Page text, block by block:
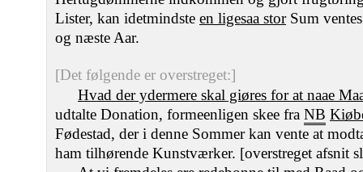
Lister, kan idetmindste en ligesaa storSum
og næste Aar.
[Det følgende er overstreget:]
Hvad der ydermere skal giøres for at naae
udtalte Donation, formeenligen skee fra NB
Fødestad, der i denne Sommer kan vente at
ham tilhørende Kunstværker. [overstreget afsnit